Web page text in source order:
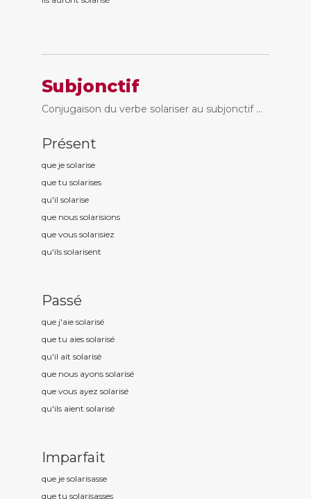
Subjonctif
Conjugaison du verbe solariser au subjonctif ...
Présent
que je solarise
que tu solarises
qu'il solarise
que nous solarisions
que vous solarisiez
qu'ils solarisent
Passé
que j'aie solarisé
que tu aies solarisé
qu'il ait solarisé
que nous ayons solarisé
que vous ayez solarisé
qu'ils aient solarisé
Imparfait
que je solarisasse
que tu solarisasses